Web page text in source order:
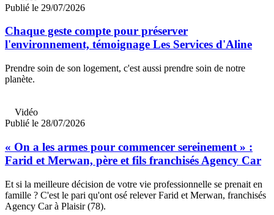
Publié le 29/07/2026
Chaque geste compte pour préserver
l'environnement, témoignage Les Services d'Aline
Prendre soin de son logement, c'est aussi prendre soin de notre
planète.
Vidéo
Publié le 28/07/2026
« On a les armes pour commencer sereinement » :
Farid et Merwan, père et fils franchisés Agency Car
Et si la meilleure décision de votre vie professionnelle se prenait en
famille ? C'est le pari qu'ont osé relever Farid et Merwan, franchisés
Agency Car à Plaisir (78).